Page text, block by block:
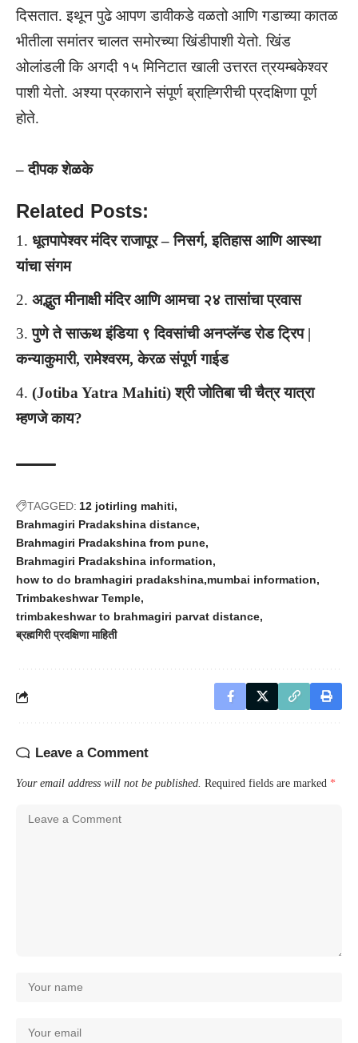
दिसतात. इथून पुढे आपण डावीकडे वळतो आणि गडाच्या कातळ
भीतीला समांतर चालत समोरच्या खिंडीपाशी येतो. खिंड
ओलांडली कि अगदी १५ मिनिटात खाली उत्तरत त्रयम्बकेश्वर
पाशी येतो. अश्या प्रकाराने संपूर्ण ब्राह्गिरीची प्रदक्षिणा पूर्ण
होते.
– दीपक शेळके
Related Posts:
धूतपापेश्वर मंदिर राजापूर – निसर्ग, इतिहास आणि आस्था
यांचा संगम
अद्भुत मीनाक्षी मंदिर आणि आमचा २४ तासांचा प्रवास
पुणे ते साऊथ इंडिया ९ दिवसांची अनप्लॅन्ड रोड ट्रिप |
कन्याकुमारी, रामेश्वरम, केरळ संपूर्ण गाईड
(Jotiba Yatra Mahiti) श्री जोतिबा ची चैत्र यात्रा
म्हणजे काय?
TAGGED: 12 jotirling mahiti
Brahmagiri Pradakshina distance
Brahmagiri Pradakshina from pune
Brahmagiri Pradakshina information
how to do bramhagiri pradakshina mumbai information
Trimbakeshwar Temple
trimbakeshwar to brahmagiri parvat distance
ब्रह्मगिरी प्रदक्षिणा माहिती
Leave a Comment
Your email address will not be published. Required fields are marked *